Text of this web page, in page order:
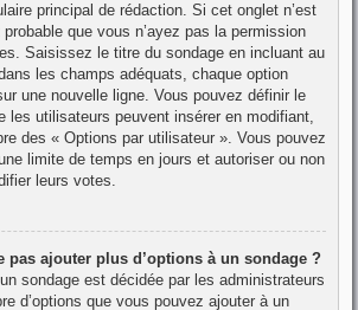
principal de rédaction. Si cet onglet n’est
que vous n’ayez pas la permission
Saisissez le titre du sondage en incluant au
les champs adéquats, chaque option
une nouvelle ligne. Vous pouvez définir le
les utilisateurs peuvent insérer en modifiant,
des « Options par utilisateur ». Vous pouvez
limite de temps en jours et autoriser ou non
leurs votes.
pas ajouter plus d’options à un sondage ?
sondage est décidée par les administrateurs
d’options que vous pouvez ajouter à un